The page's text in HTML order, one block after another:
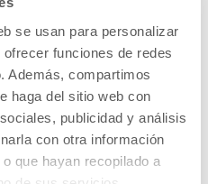
se usan para personalizar
funciones de redes
Además, compartimos
haga del sitio web con
publicidad y análisis
con otra información
que hayan recopilado a
EL
DE
DE
LA